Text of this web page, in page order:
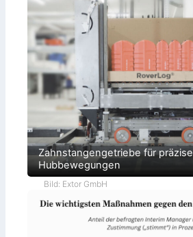
Zahnstangengetriebe für präzise
Hubbewegungen
Bild: Extor GmbH